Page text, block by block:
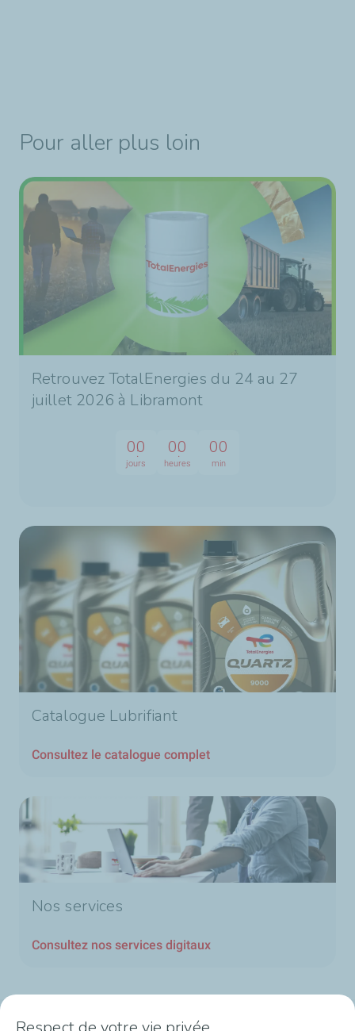
Pour aller plus loin
Retrouvez TotalEnergies du 24 au 27
juillet 2026 à Libramont
00
jours
00
heures
00
min
Catalogue Lubrifiant
Consultez le catalogue complet
Nos services
Consultez nos services digitaux